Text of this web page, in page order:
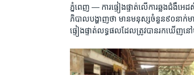
ភ្នំពេញ — ការ​ផ្ទៀង​ផ្ទាត់​លើ​ការ​ឆ្លង​ជំងឺ​
ភិបាល​បង្ហាញ​ថា មាន​មនុស្ស​ចំនួន​៩០​នាក់មាន​
ផ្ទៀង​ផ្ទាត់​លទ្ធផល​ដែល​ត្រូវ​បាន​រក​ឃើញ​នៅ​ម